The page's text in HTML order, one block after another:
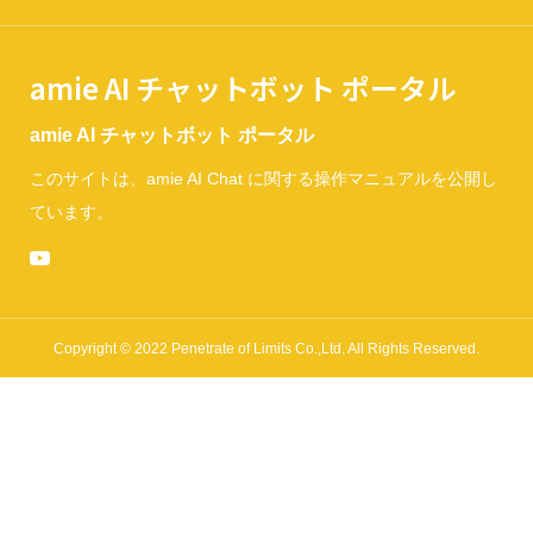
amie AI チャットボット ポータル
amie AI チャットボット ポータル
このサイトは、amie AI Chat に関する操作マニュアルを公開し
ています。
Copyright © 2022 Penetrate of Limits Co.,Ltd. All Rights Reserved.